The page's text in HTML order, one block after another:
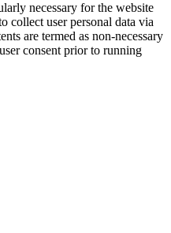
necessary for the website
collect user personal data via
are termed as non-necessary
consent prior to running